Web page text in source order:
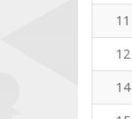
11
12
14